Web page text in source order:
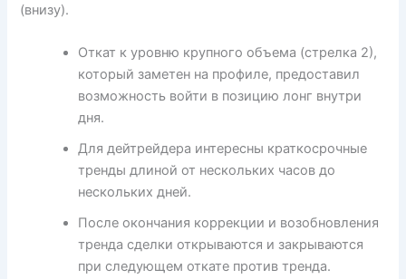
(внизу).
Откат к уровню крупного объема (стрелка 2),
который заметен на профиле, предоставил
возможность войти в позицию лонг внутри
дня.
Для дейтрейдера интересны краткосрочные
тренды длиной от нескольких часов до
нескольких дней.
После окончания коррекции и возобновления
тренда сделки открываются и закрываются
при следующем откате против тренда.